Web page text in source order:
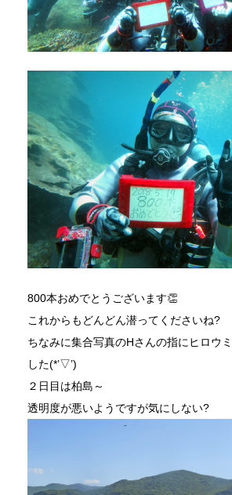
800本おめでとうございます👏
これからもどんどん潜ってくださいね?
ちなみに集合写真のHさんの指にヒロウ
した(*’▽’)
２日目は柏島～
透明度が悪いようですが気にしない?